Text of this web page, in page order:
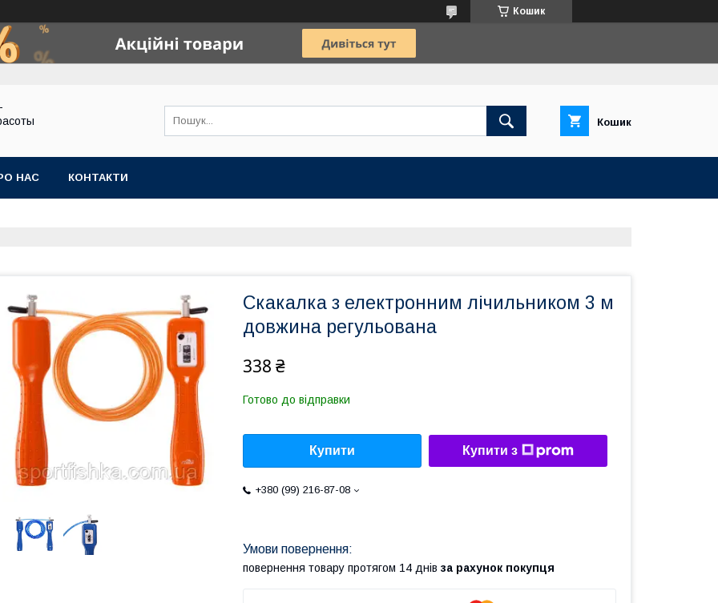
Кошик
Кошик
НАС КОНТАКТИ
Скакалка з електронним лічильником 3 м
довжина регульована
338 ₴
Готово до відправки
Купити Купити з
+380 (99) 216-87-08
повернення товару протягом 14 днів за рахунок покупця